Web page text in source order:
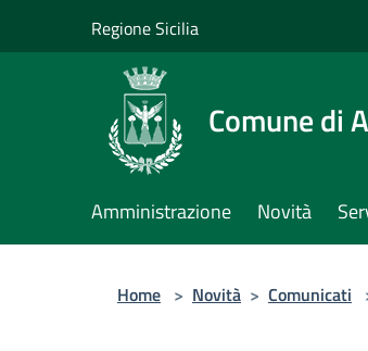
Regione Sicilia
Comune di
Amministrazione Novità
Home > Novità > Comunicati